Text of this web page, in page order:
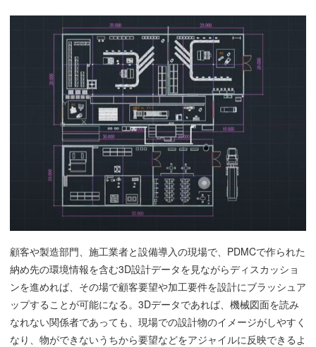
顧客や製造部門、施工業者と設備導入の現場で、PDMCで作られた
納め先の環境情報を含む3D設計データを見ながらディスカッショ
ンを進めれば、その場で顧客要望や加工要件を設計にブラッシュア
ップすることが可能になる。3Dデータであれば、機械図面を読み
なれない関係者であっても、現場での設計物のイメージがしやすく
なり、物ができないうちから要望などをアジャイルに反映できるよ